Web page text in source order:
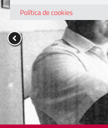
Política de cookies